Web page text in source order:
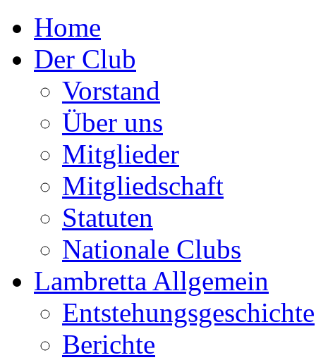
Home
Der Club
Vorstand
Über uns
Mitglieder
Mitgliedschaft
Statuten
Nationale Clubs
Lambretta Allgemein
Entstehungsgeschichte
Berichte